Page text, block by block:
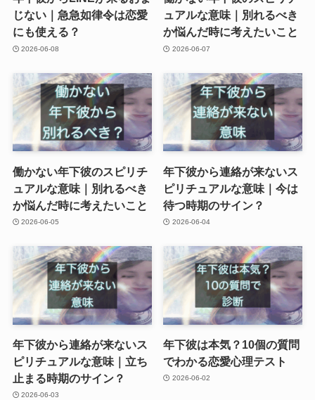
じない｜急急如律令は恋愛
にも使える？
2026-06-08
ュアルな意味｜別れるべき
か悩んだ時に考えたいこと
2026-06-07
働かない年下彼のスピリチ
ュアルな意味｜別れるべき
か悩んだ時に考えたいこと
2026-06-05
年下彼から連絡が来ないス
ピリチュアルな意味｜今は
待つ時期のサイン？
2026-06-04
年下彼から連絡が来ないス
ピリチュアルな意味｜立ち
止まる時期のサイン？
2026-06-03
年下彼は本気？10個の質問
でわかる恋愛心理テスト
2026-06-02